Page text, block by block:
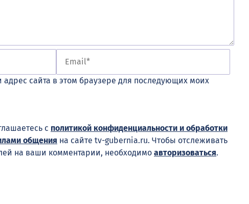
сайта в этом браузере для последующих моих
с политикой конфиденциальности и обработки
общения на сайте tv-gubernia.ru. Чтобы отслеживать
на ваши комментарии, необходимо авторизоваться.